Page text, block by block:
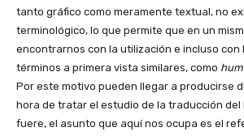
tanto gráfico como meramente textual, no
terminológico, lo que permite que en un
encontrarnos con la utilización e incluso con
términos a primera vista similares, como
Por este motivo pueden llegar a producirse
hora de tratar el estudio de la traducción del
fuere, el asunto que aquí nos ocupa es el